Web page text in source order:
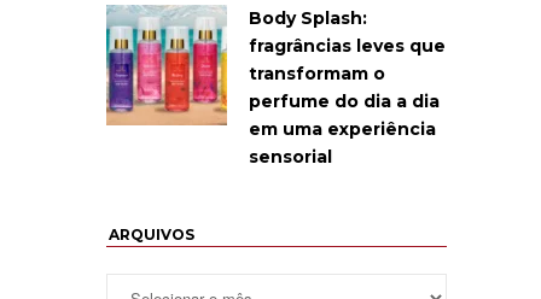
Body Splash:
fragrâncias leves que
transformam o
perfume do dia a dia
em uma experiência
sensorial
ARQUIVOS